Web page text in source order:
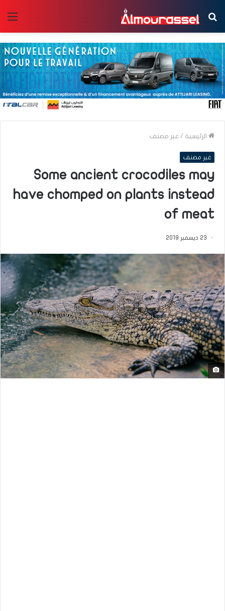
بحث
عن
الرئيسية / غير مصنف
غير مصنف
Some ancient crocodiles may
have chomped on plants instead
of meat
23 ديسمبر 2019